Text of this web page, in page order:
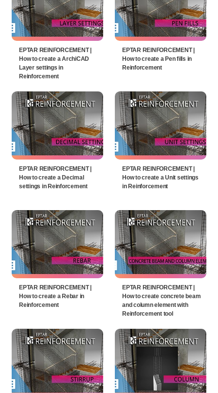
EPTAR REINFORCEMENT |
How to create a ArchiCAD
Layer settings in
Reinforcement
EPTAR REINFORCEMENT |
How to create a Pen fills in
Reinforcement
EPTAR REINFORCEMENT |
How to create a Decimal
settings in Reinforcement
EPTAR REINFORCEMENT |
How to create a Unit settings
in Reinforcement
EPTAR REINFORCEMENT |
How to create a Rebar in
Reinforcement
EPTAR REINFORCEMENT |
How to create concrete beam
and column element with
Reinforcement tool